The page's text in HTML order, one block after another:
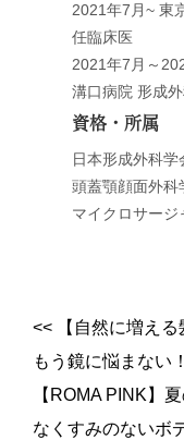
2021年7月~ 東
任臨床医
2021年7月～
溝口病院 形成
資格・所属
日本形成外科学
頭蓋顎顔面外科
マイクロサージ
<<【自然に増える
もう鏡に悩まない
【ROMA PINK】
なくすみのないボ